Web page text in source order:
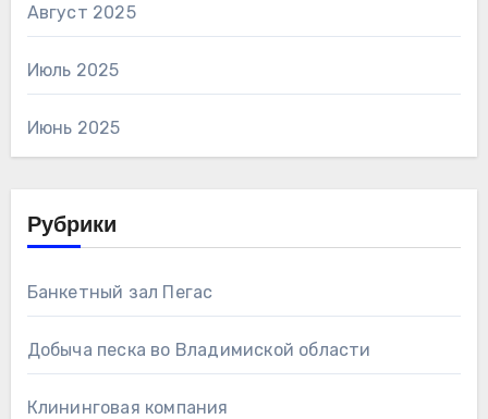
Август 2025
Июль 2025
Июнь 2025
Рубрики
Банкетный зал Пегас
Добыча песка во Владимиской области
Клининговая компания